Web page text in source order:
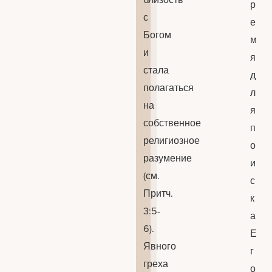
с
Богом
и
стала
полагаться
на
собственное
религиозное
разумение
(см.
Притч.
3:5-
6).
Явного
греха
р
е
м
я
д
л
я
п
о
и
с
к
а
Е
г
о